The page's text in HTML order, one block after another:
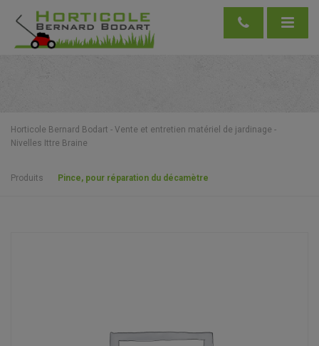
Horticole Bernard Bodart - Vente et entretien matériel de jardinage -
Nivelles Ittre Braine
Produits Pince, pour réparation du décamètre